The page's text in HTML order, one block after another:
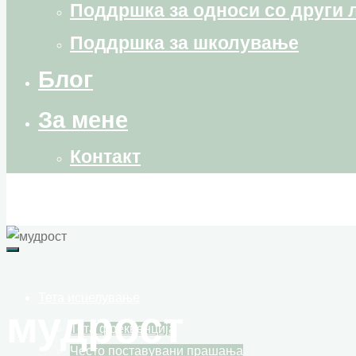
Поддршка за односи со други
Поддршка за школување
Блог
За мене
Контакт
Тета фреквенција
Често поставувани прашања
мудрост